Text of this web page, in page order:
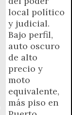
local político
y judicial.
Bajo perfil,
auto oscuro
de alto
precio y
moto
equivalente,
más piso en